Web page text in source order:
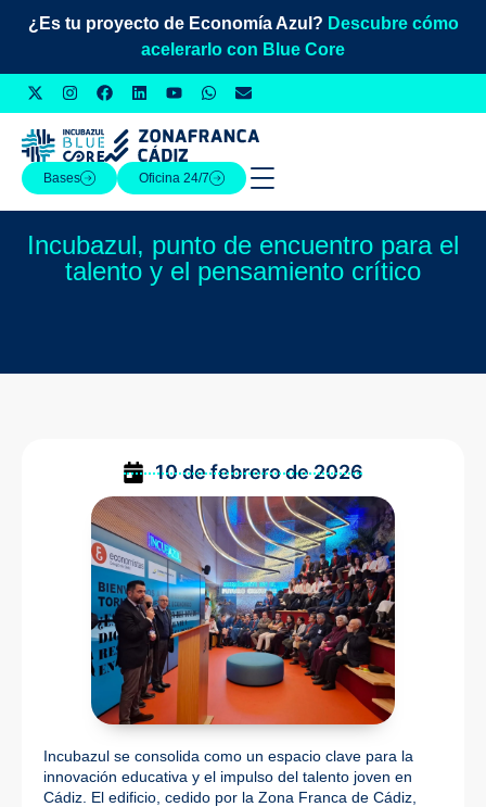
¿Es tu proyecto de Economía Azul? Descubre cómo
acelerarlo con Blue Core
Bases Oficina 24/7
Incubazul, punto de encuentro para el
talento y el pensamiento crítico
10 de febrero de 2026
Incubazul se consolida como un espacio clave para la
innovación educativa y el impulso del talento joven en
Cádiz. El edificio, cedido por la Zona Franca de Cádiz,